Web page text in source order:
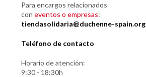
Para encargos relacionados
con eventos o empresas:
tiendasolidaria@duchenne-spain.org
Teléfono de contacto
Horario de atención:
9:30 - 18:30h